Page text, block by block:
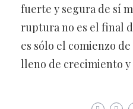
fuerte y segura de sí
ruptura no es el final
es sólo el comienzo
lleno de crecimiento